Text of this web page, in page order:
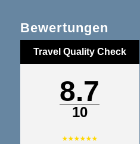
Bewertungen
8.7
10
Travel Quality Check